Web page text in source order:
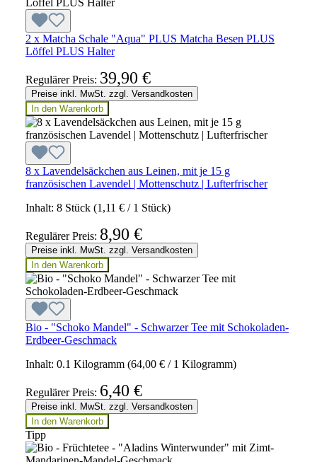
2 x Matcha Schale "Aqua" PLUS Matcha Besen PLUS
Löffel PLUS Halter
Regulärer Preis: 39,90 €
Preise inkl. MwSt. zzgl. Versandkosten
In den Warenkorb
8 x Lavendelsäckchen aus Leinen, mit je 15 g
französischen Lavendel | Mottenschutz | Lufterfrischer
Inhalt: 8 Stück (1,11 € / 1 Stück)
Regulärer Preis: 8,90 €
Preise inkl. MwSt. zzgl. Versandkosten
In den Warenkorb
Bio - "Schoko Mandel" - Schwarzer Tee mit Schokoladen-
Erdbeer-Geschmack
Inhalt: 0.1 Kilogramm (64,00 € / 1 Kilogramm)
Regulärer Preis: 6,40 €
Preise inkl. MwSt. zzgl. Versandkosten
In den Warenkorb
Tipp